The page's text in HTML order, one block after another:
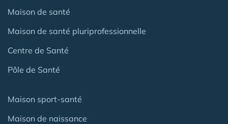
Maison de santé
Maison de santé pluriprofessionnelle
Centre de Santé
Pôle de Santé
Maison sport-santé
Maison de naissance